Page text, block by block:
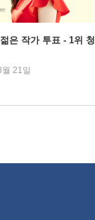
은 작가 투표 - 1위 청
21일